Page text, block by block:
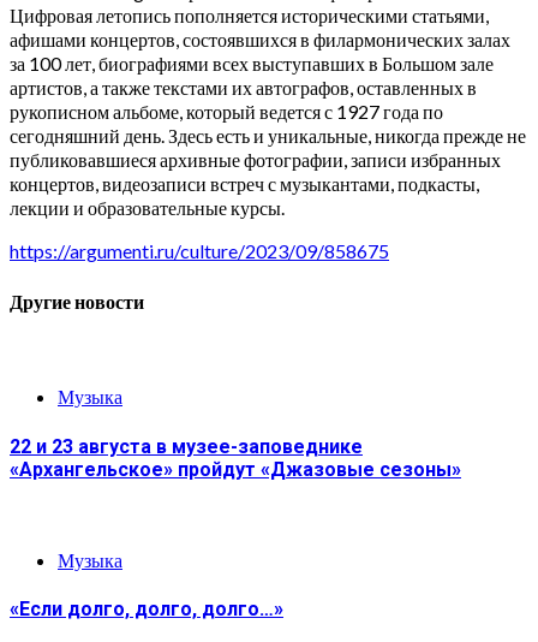
Цифровая летопись пополняется историческими статьями,
афишами концертов, состоявшихся в филармонических залах
за 100 лет, биографиями всех выступавших в Большом зале
артистов, а также текстами их автографов, оставленных в
рукописном альбоме, который ведется с 1927 года по
сегодняшний день. Здесь есть и уникальные, никогда прежде не
публиковавшиеся архивные фотографии, записи избранных
концертов, видеозаписи встреч с музыкантами, подкасты,
лекции и образовательные курсы.
https://argumenti.ru/culture/2023/09/858675
Другие новости
Музыка
22 и 23 августа в музее-заповеднике
«Архангельское» пройдут «Джазовые сезоны»
Музыка
«Если долго, долго, долго…»